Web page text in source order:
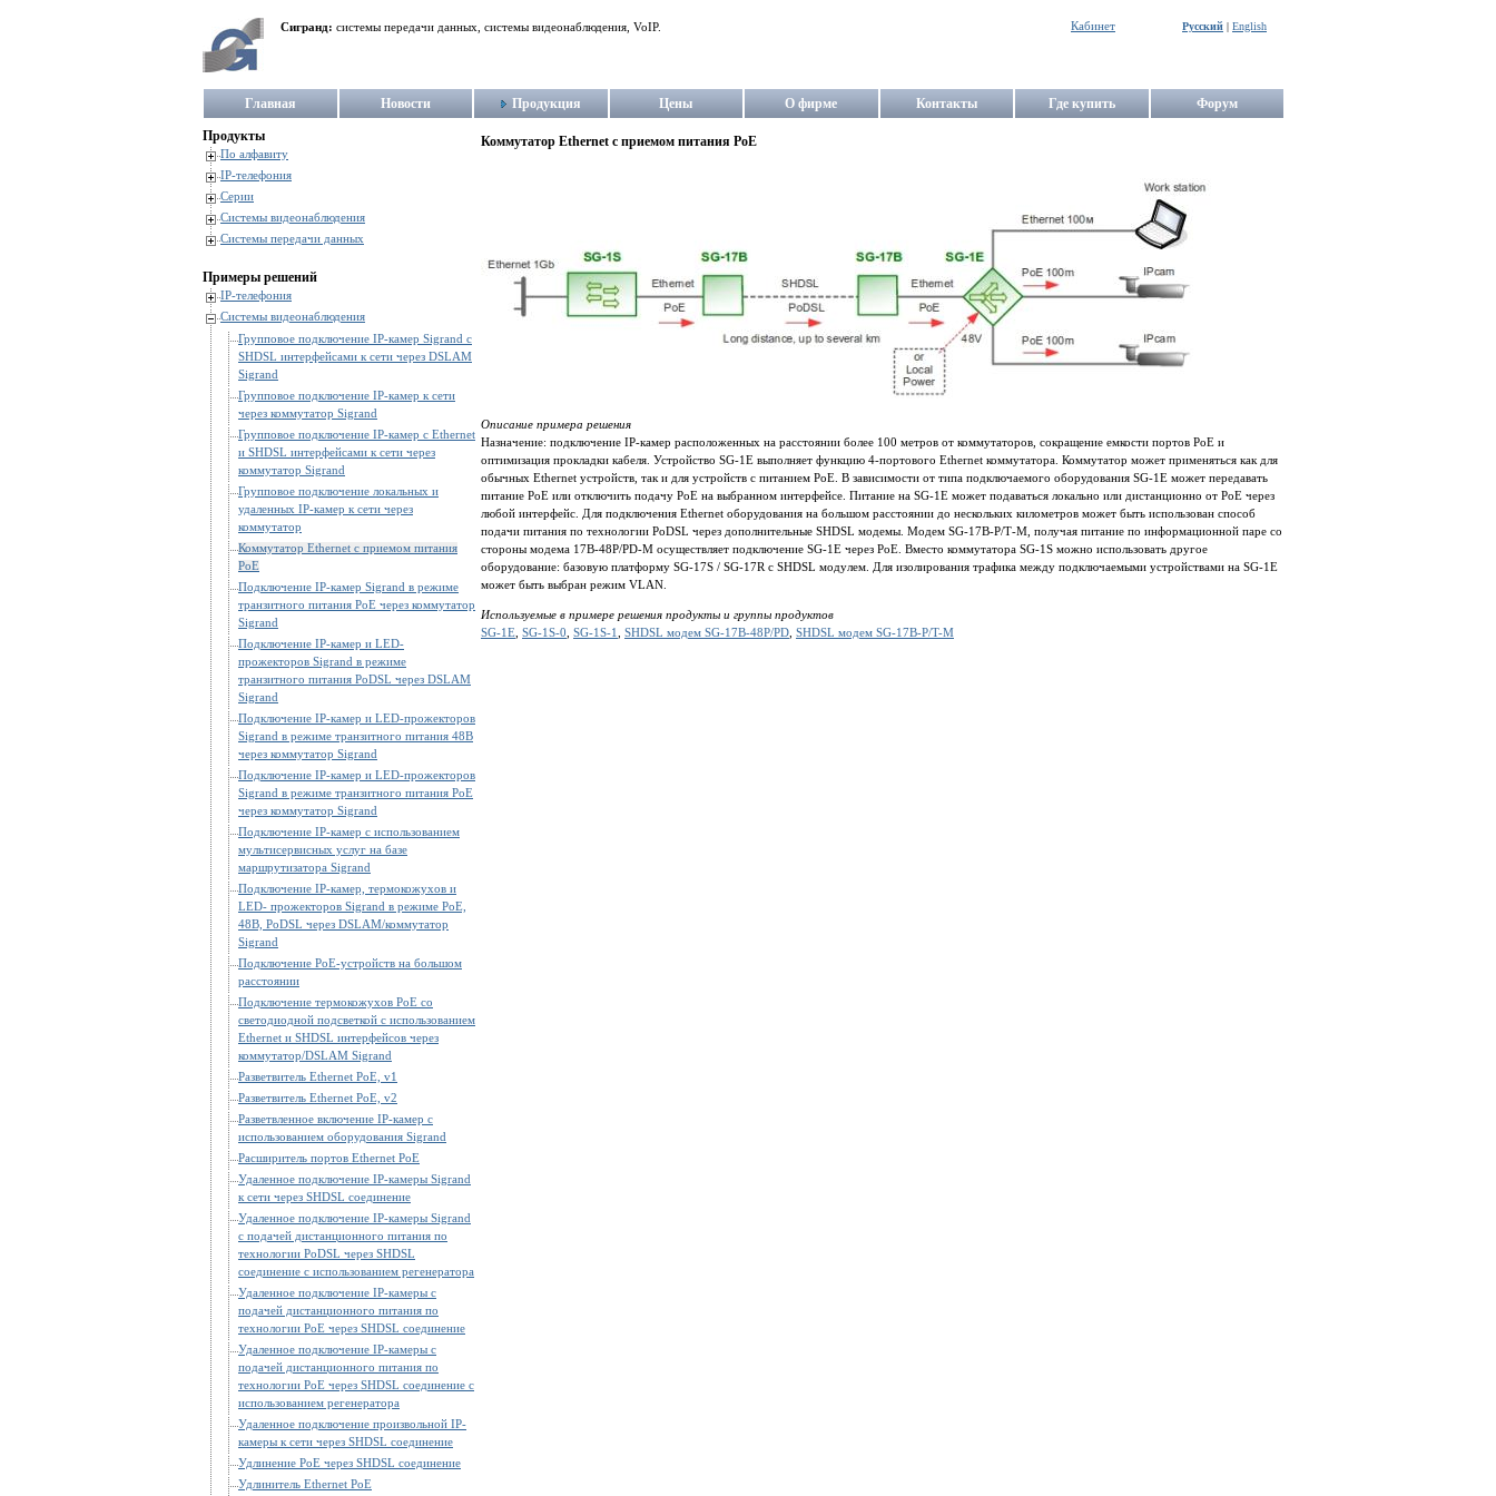
Сигранд: системы передачи данных, системы видеонаблюдения, VoIP. Кабинет Русский | English
Главная Новости Продукция Цены О фирме Контакты Где купить Форум
Продукты
По алфавиту
IP-телефония
Серии
Системы видеонаблюдения
Системы передачи данных
Примеры решений
IP-телефония
Системы видеонаблюдения
Групповое подключение IP-камер Sigrand c
SHDSL интерфейсами к сети через DSLAM
Sigrand
Групповое подключение IP-камер к сети
через коммутатор Sigrand
Групповое подключение IP-камер с Ethernet
и SHDSL интерфейсами к сети через
коммутатор Sigrand
Групповое подключение локальных и
удаленных IP-камер к сети через
коммутатор
Коммутатор Ethernet с приемом питания
PoE
Подключение IP-камер Sigrand в режиме
транзитного питания PoE через коммутатор
Sigrand
Подключение IP-камер и LED-
прожекторов Sigrand в режиме
транзитного питания PoDSL через DSLAM
Sigrand
Подключение IP-камер и LED-прожекторов
Sigrand в режиме транзитного питания 48В
через коммутатор Sigrand
Подключение IP-камер и LED-прожекторов
Sigrand в режиме транзитного питания PoE
через коммутатор Sigrand
Подключение IP-камер с использованием
мультисервисных услуг на базе
маршрутизатора Sigrand
Подключение IP-камер, термокожухов и
LED- прожекторов Sigrand в режиме PoE,
48В, PoDSL через DSLAM/коммутатор
Sigrand
Подключение PoE-устройств на большом
расстоянии
Подключение термокожухов PoE со
светодиодной подсветкой с использованием
Ethernet и SHDSL интерфейсов через
коммутатор/DSLAM Sigrand
Разветвитель Ethernet PoE, v1
Разветвитель Ethernet PoE, v2
Разветвленное включение IP-камер с
использованием оборудования Sigrand
Расширитель портов Ethernet PoE
Удаленное подключение IP-камеры Sigrand
к сети через SHDSL соединение
Удаленное подключение IP-камеры Sigrand
с подачей дистанционного питания по
технологии PoDSL через SHDSL
соединение с использованием регенератора
Удаленное подключение IP-камеры с
подачей дистанционного питания по
технологии PoE через SHDSL соединение
Удаленное подключение IP-камеры с
подачей дистанционного питания по
технологии PoE через SHDSL соединение с
использованием регенератора
Удаленное подключение произвольной IP-
камеры к сети через SHDSL соединение
Удлинение PoE через SHDSL соединение
Удлинитель Ethernet PoE
Коммутатор Ethernet с приемом питания PoE
Описание примера решения
Назначение: подключение IP-камер расположенных на расстоянии более 100 метров от коммутаторов, сокращение емкости портов PoE и
оптимизация прокладки кабеля. Устройство SG‐1E выполняет функцию 4‐портового Ethernet коммутатора. Коммутатор может применяться как для
обычных Ethernet устройств, так и для устройств c питанием PoE. В зависимости от типа подключаемого оборудования SG‐1E может передавать
питание PoE или отключить подачу PoE на выбранном интерфейсе. Питание на SG‐1E может подаваться локально или дистанционно от PoE через
любой интерфейс. Для подключения Ethernet оборудования на большом расстоянии до нескольких километров может быть использован способ
подачи питания по технологии PoDSL через дополнительные SHDSL модемы. Модем SG‐17B-P/T‐M, получая питание по информационной паре со
стороны модема 17B-48P/PD‐M осуществляет подключение SG‐1E через PoE. Вместо коммутатора SG‐1S можно использовать другое
оборудование: базовую платформу SG‐17S / SG-17R с SHDSL модулем. Для изолирования трафика между подключаемыми устройствами на SG‐1E
может быть выбран режим VLAN.
Используемые в примере решения продукты и группы продуктов
SG-1E SG-1S-0 SG-1S-1 SHDSL модем SG-17B-48P/PD SHDSL модем SG-17B-P/T-M